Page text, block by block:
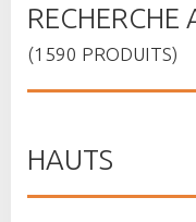
RECHERCHE
(1590 PRODUITS)
HAUTS